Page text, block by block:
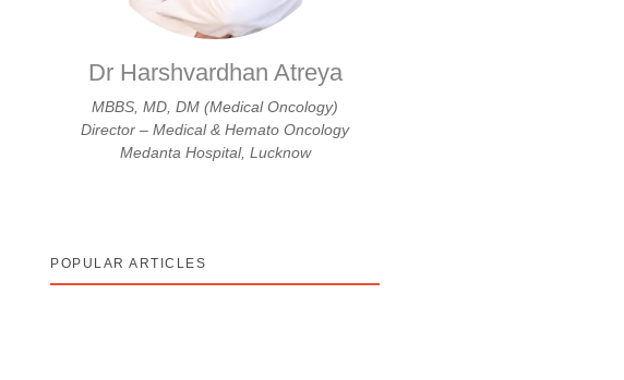
Dr Harshvardhan Atreya
MBBS, MD, DM (Medical Oncology)
Director – Medical & Hemato Oncology
Medanta Hospital, Lucknow
POPULAR ARTICLES